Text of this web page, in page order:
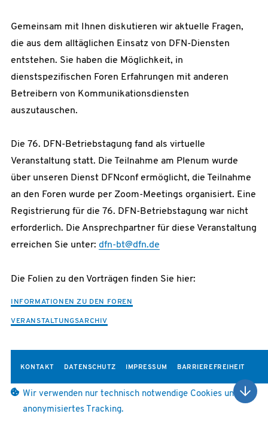
Gemeinsam mit Ihnen diskutieren wir aktuelle Fragen,
die aus dem alltäglichen Einsatz von DFN-Diensten
entstehen. Sie haben die Möglichkeit, in
dienstspezifischen Foren Erfahrungen mit anderen
Betreibern von Kommunikationsdiensten
auszutauschen.
Die 76. DFN-Betriebstagung fand als virtuelle
Veranstaltung statt. Die Teilnahme am Plenum wurde
über unseren Dienst DFNconf ermöglicht, die Teilnahme
an den Foren wurde per Zoom-Meetings organisiert. Eine
Registrierung für die 76. DFN-Betriebstagung war nicht
erforderlich. Die Ansprechpartner für diese Veranstaltung
erreichen Sie unter: dfn-bt@dfn.de
Die Folien zu den Vorträgen finden Sie hier:
INFORMATIONEN ZU DEN FOREN
VERANSTALTUNGSARCHIV
KONTAKT DATENSCHUTZ IMPRESSUM BARRIEREFREIHEIT
Wir verwenden nur technisch notwendige Cookies und
anonymisiertes Tracking.